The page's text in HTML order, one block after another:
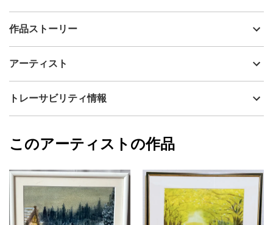
出品者
制作年
油彩
カラー
ホワイト
ジャンル
風景画
配送目安
二週間以内
作品ストーリー
し出す風景を描きました。深い岩影と淡く広がる空の対比が、自
アーティスト
MOTOKO UEDA 上田 素子
フォローする
トレーサビリティ情報
MOTOKO UEDA 上田 素子
このアーティストの作品